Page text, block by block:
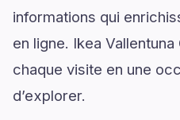
informations qui
en ligne. Ikea
chaque visite en une
d’explorer.